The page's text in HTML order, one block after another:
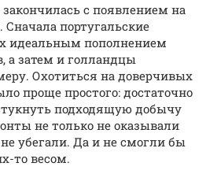
с появлением на
Сначала португальские
идеальным пополнением
а затем и голландцы
Охотиться на доверчивых
проще простого: достаточно
подходящую добычу
не только не оказывали
убегали. Да и не смогли бы
то весом.